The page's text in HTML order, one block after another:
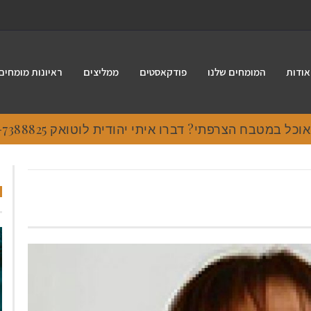
אודות המומחים שלנו פודקאסטים ממליצים ראיונות
במטבח הצרפתי? דברו איתי יהודית לוטואק 054-7388825.